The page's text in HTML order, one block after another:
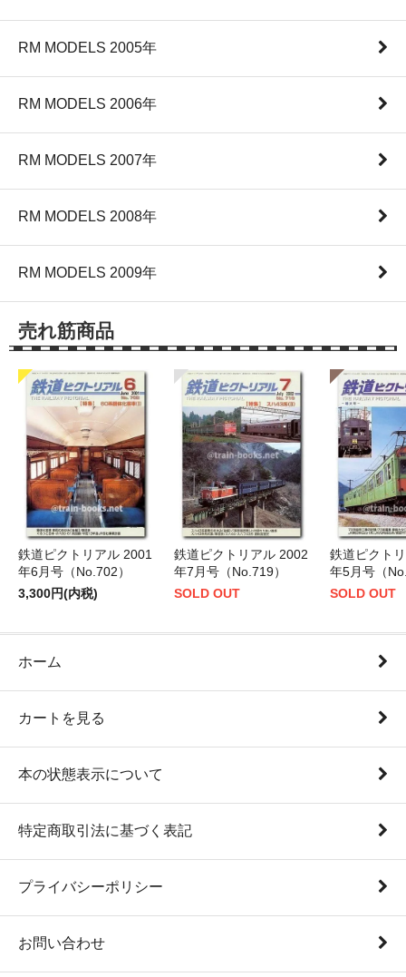
RM MODELS 2005年
RM MODELS 2006年
RM MODELS 2007年
RM MODELS 2008年
RM MODELS 2009年
売れ筋商品
鉄道ピクトリアル 2001
年6月号（No.702）
3,300円(内税)
鉄道ピクトリアル 2002
年7月号（No.719）
SOLD OUT
鉄道ピクト
年5月号（
SOLD OUT
ホーム
カートを見る
本の状態表示について
特定商取引法に基づく表記
プライバシーポリシー
お問い合わせ